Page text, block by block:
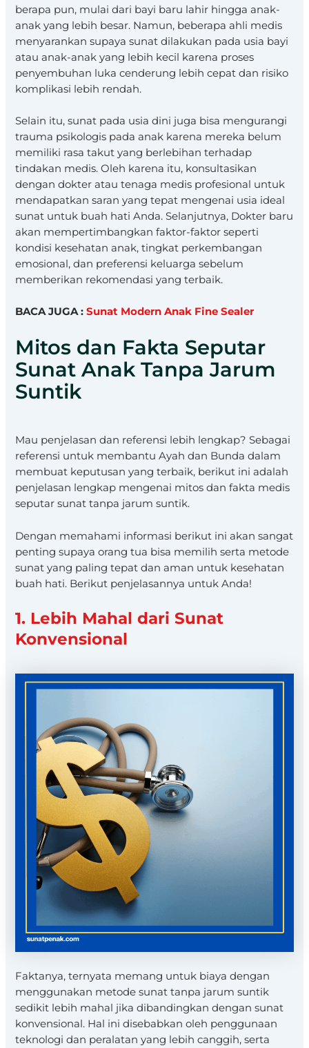
berapa pun, mulai dari bayi baru lahir hingga anak-
anak yang lebih besar. Namun, beberapa ahli medis
menyarankan supaya sunat dilakukan pada usia bayi
atau anak-anak yang lebih kecil karena proses
penyembuhan luka cenderung lebih cepat dan risiko
komplikasi lebih rendah.
Selain itu, sunat pada usia dini juga bisa mengurangi
trauma psikologis pada anak karena mereka belum
memiliki rasa takut yang berlebihan terhadap
tindakan medis. Oleh karena itu, konsultasikan
dengan dokter atau tenaga medis profesional untuk
mendapatkan saran yang tepat mengenai usia ideal
sunat untuk buah hati Anda. Selanjutnya, Dokter baru
akan mempertimbangkan faktor-faktor seperti
kondisi kesehatan anak, tingkat perkembangan
emosional, dan preferensi keluarga sebelum
memberikan rekomendasi yang terbaik.
BACA JUGA :Sunat Modern Anak Fine Sealer
Mitos dan Fakta Seputar
Sunat Anak Tanpa Jarum
Suntik
Mau penjelasan dan referensi lebih lengkap? Sebagai
referensi untuk membantu Ayah dan Bunda dalam
membuat keputusan yang terbaik, berikut ini adalah
penjelasan lengkap mengenai mitos dan fakta medis
seputar sunat tanpa jarum suntik.
Dengan memahami informasi berikut ini akan sangat
penting supaya orang tua bisa memilih serta metode
sunat yang paling tepat dan aman untuk kesehatan
buah hati. Berikut penjelasannya untuk Anda!
1. Lebih Mahal dari Sunat
Konvensional
Faktanya, ternyata memang untuk biaya dengan
menggunakan metode sunat tanpa jarum suntik
sedikit lebih mahal jika dibandingkan dengan sunat
konvensional. Hal ini disebabkan oleh penggunaan
teknologi dan peralatan yang lebih canggih, serta